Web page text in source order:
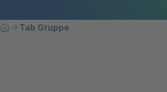
Breadcrumbnavigation
Sie befinden sich hier:
HomeTab Gruppe